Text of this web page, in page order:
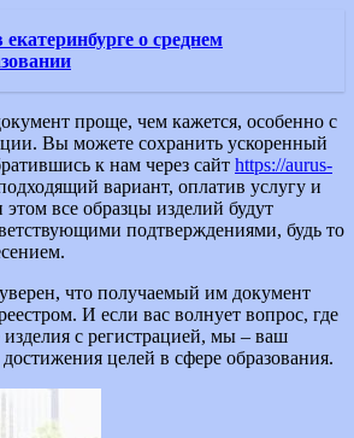
о среднем
проще, чем кажется, особенно с
Вы можете сохранить ускоренный
к нам через сайт https://aurus-
вариант, оплатив услугу и
этом все образцы изделий будут
подтверждениями, будь то
что получаемый им документ
И если вас волнует вопрос, где
изделия с регистрацией, мы – ваш
целей в сфере образования.